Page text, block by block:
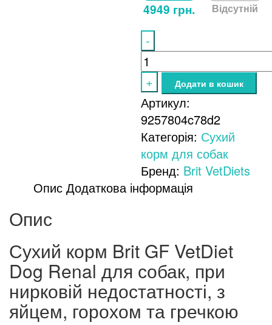
4949 грн. Відсутній
-
Brit
GF
VetDiet
Dog
Renal
для
собак,
при
нирковій
яйцем,
горохом
та
гречкою
кількість
+ Додати в кошик
Артикул:
9257804c78d2
Категорія: Сухий
корм для собак
Бренд: Brit VetDiets
Опис Додаткова інформація
Опис
Сухий корм Brit GF VetDiet
Dog Renal для собак, при
нирковій недостатності, з
яйцем, горохом та гречкою